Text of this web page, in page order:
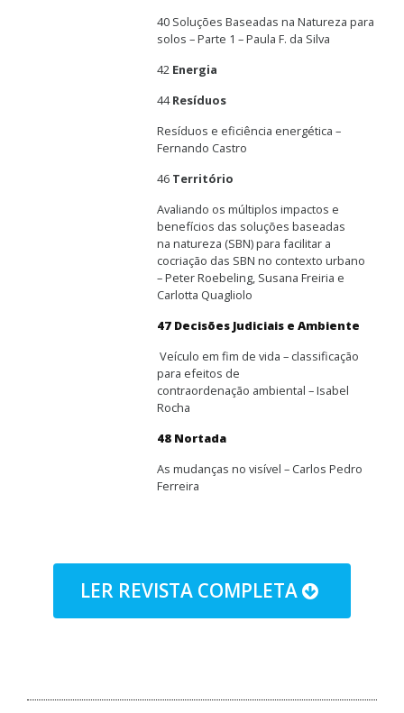
40 Soluções Baseadas na Natureza para
solos – Parte 1 – Paula F. da Silva
42 Energia
44Resíduos
Resíduos e eficiência energética –
Fernando Castro
46 Território
Avaliando os múltiplos impactos e
benefícios das soluções baseadas
na natureza (SBN) para facilitar a
cocriação das SBN no contexto urbano
– Peter Roebeling, Susana Freiria e
Carlotta Quagliolo
47 Decisões Judiciais e Ambiente
Veículo em fim de vida – classificação
para efeitos de
contraordenação ambiental – Isabel
Rocha
48 Nortada
As mudanças no visível – Carlos Pedro
Ferreira
LER REVISTA COMPLETA